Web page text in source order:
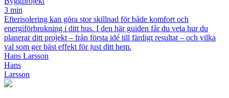
3 min
Efterisolering kan göra stor skillnad för både komfort och
energiförbrukning i ditt hus. I den här guiden får du veta hur du
planerar ditt projekt – från första idé till färdigt resultat – och vilka
val som ger bäst effekt för just ditt hem.
Hans Larsson
Hans
Larsson